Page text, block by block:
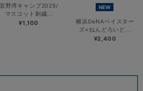
宜野湾キャンプ2025/
マスコット刺繍...
¥1,100
NEW
横浜DeNAベイスター
ズ×ねんどろいど...
¥2,400